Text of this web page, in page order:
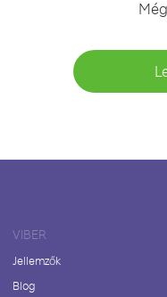
VIBER
Jellemzők
Blog